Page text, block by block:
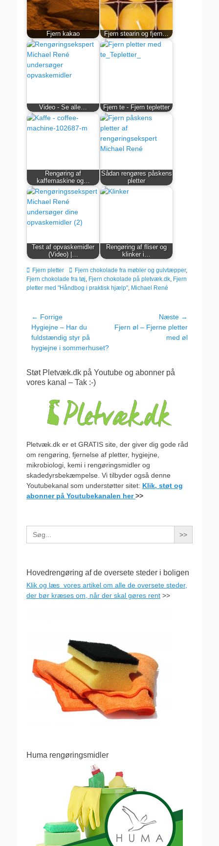
Fjern kakao Fjern stearin og fjern…
Video - Se alle… Fjern te - Fjern tepletter
Rengøring af
kaffemaskine og…
Sådan rengøres påskens
pletter
Test af opvaskemidler
(Video) |…
Rengøring af fliser og
klinker i…
kategorier
Fjern pletter TagsFjern chokolade fra møbler og gulvtæpper,
Fjern chokolade fra tøj Fjern chokolade på pletvæk.dk Fjern
pletter med "Håndbog i praktisk hjælp" Michael René
Indlægsnavigation
← Forrige
Forrige
indlæg:
Hygiejne – Har du
fuldstændig styr på
hygiejne i sommerhuset?
Næste →
Næste
Fjern øl – Fjerne pletter
med øl
Støt Pletvæk.dk på Youtube og abonner på
vores kanal – Tak :-)
Pletvæk.dk er et GRATIS site, der giver dig gode råd
om rengøring, fjernelse af pletter, hygiejne,
mikrobiologi, kemi i rengøringsmidler og
skadedyrsbekæmpelse. Vi tilbyder også denne
Youtubekanal som understøtter sitet: Klik, støt og
abonner på Youtubekanalen her>>
Search
for:
Hovedrengøring af de oversete steder i boligen
Klik og læs vores artikel om alle de oversete steder,
der bør kræses om, når der skal gøres rent >>
Huma rengøringsmidler